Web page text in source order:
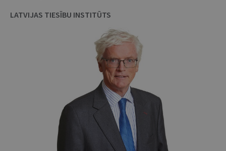
LATVIJAS TIESĪBU INSTITŪTS